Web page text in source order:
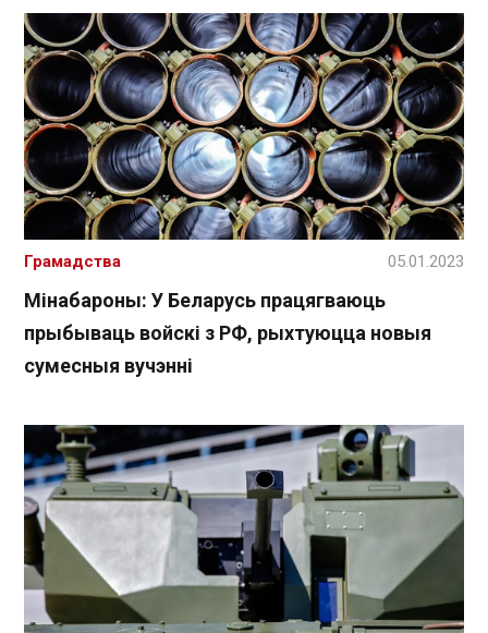
Мінабароны: У Беларусь працягваюць
прыбываць войскі з РФ, рыхтуюцца новыя
сумесныя вучэнні
Грамадства 05.01.2023